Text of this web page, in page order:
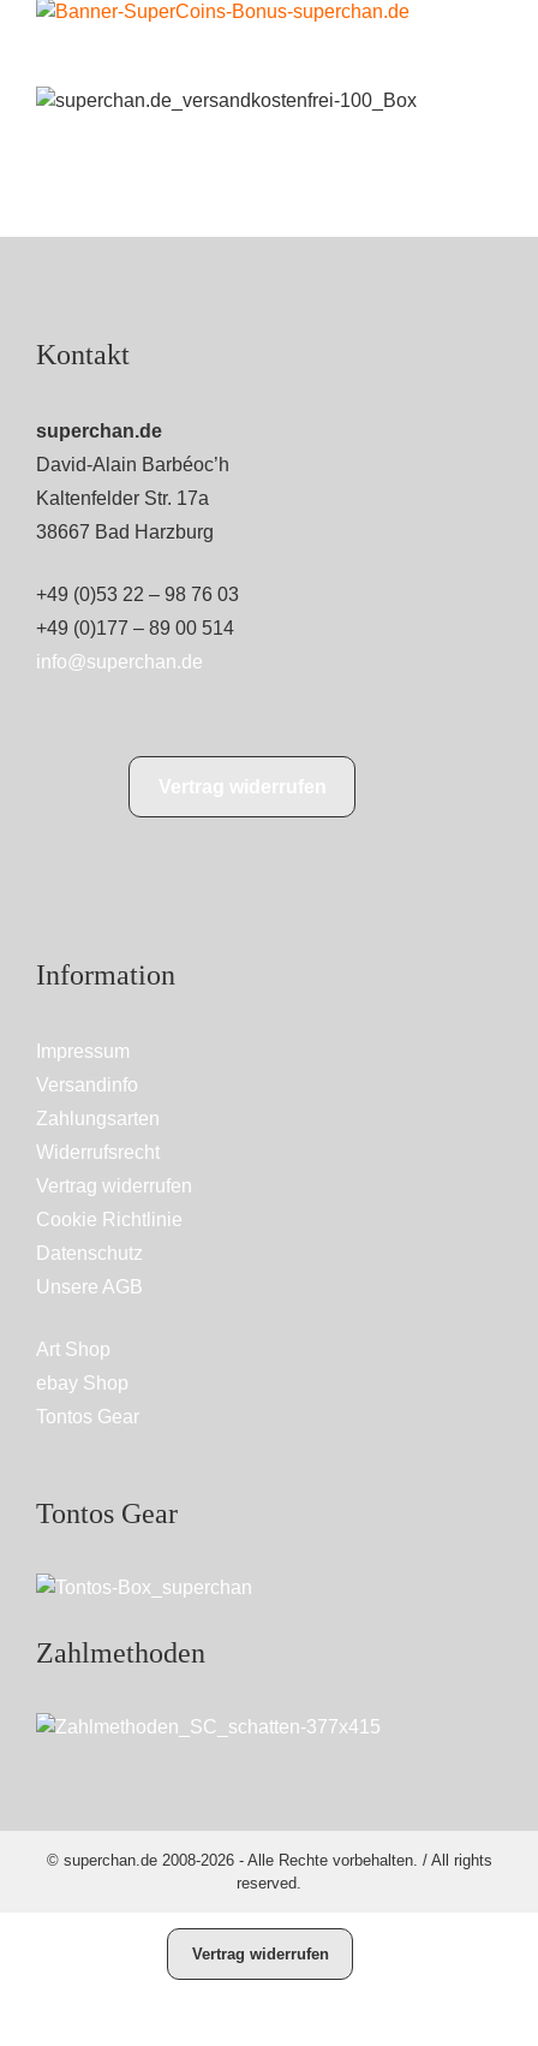
Kontakt
superchan.de
David-Alain Barbéoc’h
Kaltenfelder Str. 17a
38667 Bad Harzburg
+49 (0)53 22 – 98 76 03
+49 (0)177 – 89 00 514
info@superchan.de
Information
Impressum
Versandinfo
Zahlungsarten
Widerrufsrecht
Vertrag widerrufen
Cookie Richtlinie
Datenschutz
Unsere AGB
Art Shop
ebay Shop
Tontos Gear
Tontos Gear
Zahlmethoden
© superchan.de 2008-2026 - Alle Rechte vorbehalten. / All rights
reserved.
Vertrag widerrufen